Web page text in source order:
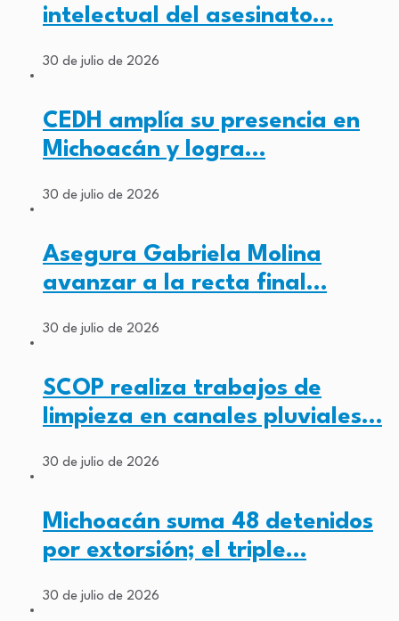
intelectual del asesinato…
30 de julio de 2026
CEDH amplía su presencia en
Michoacán y logra…
30 de julio de 2026
Asegura Gabriela Molina
avanzar a la recta final…
30 de julio de 2026
SCOP realiza trabajos de
limpieza en canales pluviales…
30 de julio de 2026
Michoacán suma 48 detenidos
por extorsión; el triple…
30 de julio de 2026